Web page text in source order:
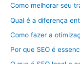
Como melhorar seu
Qual é a diferença
Como fazer a
Por que SEO é